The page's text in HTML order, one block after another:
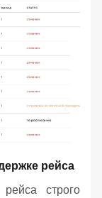
рейса
строго